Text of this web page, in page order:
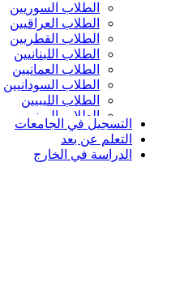
الطلاب السوريين
الطلاب العراقيين
الطلاب القطريين
الطلاب اللبنانيين
الطلاب العمانيين
الطلاب السودانيين
الطلاب الليبيين
الطلاب اليمنيين
التسجيل في الجامعات
التعلم عن بعد
الدراسة في الخارج